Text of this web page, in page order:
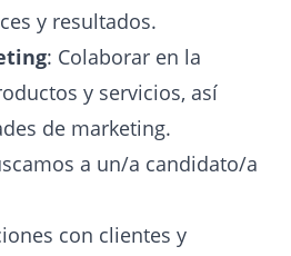
y resultados.
: Colaborar en la
y servicios, así
de marketing.
a un/a candidato/a
con clientes y